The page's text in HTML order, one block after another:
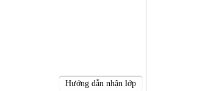
Hướng dẫn nhận lớp